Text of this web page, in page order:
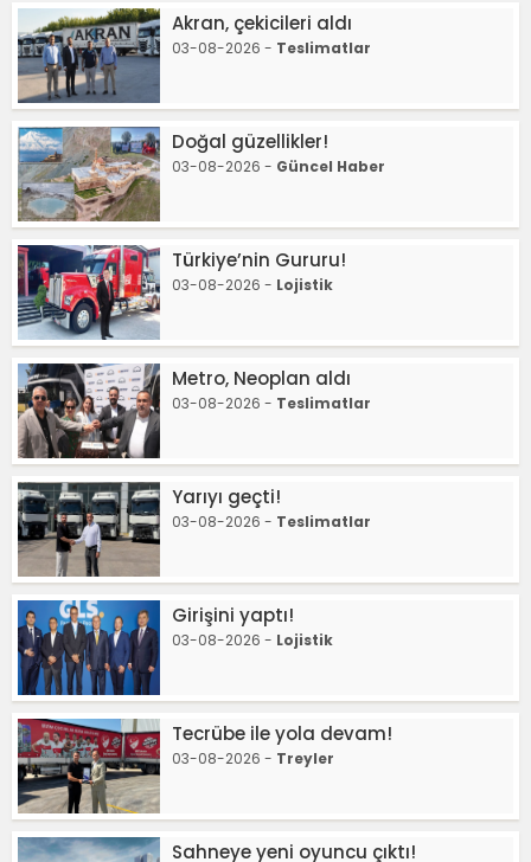
Akran, çekicileri aldı
03-08-2026 - Teslimatlar
Doğal güzellikler!
03-08-2026 - Güncel Haber
Türkiye’nin Gururu!
03-08-2026 - Lojistik
Metro, Neoplan aldı
03-08-2026 - Teslimatlar
Yarıyı geçti!
03-08-2026 - Teslimatlar
Girişini yaptı!
03-08-2026 - Lojistik
Tecrübe ile yola devam!
03-08-2026 - Treyler
Sahneye yeni oyuncu çıktı!